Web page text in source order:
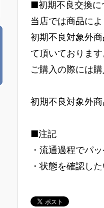
■初期不良交換に
当店では商品に
初期不良対象外
て頂いておりま
ご購入の際には
初期不良対象外
■注記
・流通過程でパ
・状態を確認し